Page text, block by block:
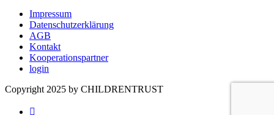
Impressum
Datenschutzerklärung
AGB
Kontakt
Kooperationspartner
login
Copyright 2025 by CHILDRENTRUST
